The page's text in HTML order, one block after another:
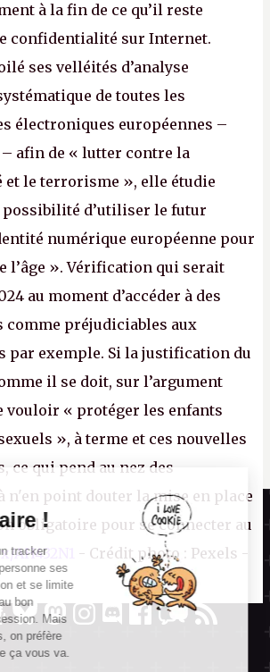
à la fin de ce qu’il reste
confidentialité sur Internet.
ses velléités d’analyse
de toutes les
électroniques européennes –
afin de « lutter contre la
le terrorisme », elle étudie
d’utiliser le futur
numérique européenne pour
l’âge ». Vérification qui serait
au moment d’accéder à des
comme préjudiciables aux
par exemple. Si la justification du
il se doit, sur l’argument
vouloir « protéger les enfants
», à terme et ces nouvelles
ce qui pend au nez des
n'en point douter la mise en place
obligatoire pour se connecter au
AH432N1
- Crédit photo : Pexels -
Canard PC
Kiosque numérique
Boutique
faire !
tracker
personne ses
et se limite
au bon
session. Mais
on préfère
que ça vous va.